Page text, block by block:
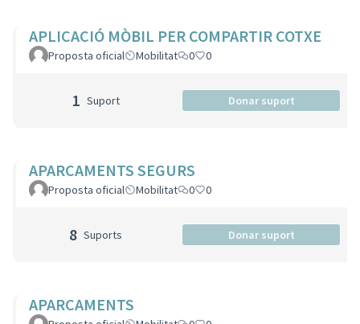
APLICACIÓ MÒBIL PER COMPARTIR COTXE
Proposta oficial Mobilitat 0 0
1 Suport Donar suport
APARCAMENTS SEGURS
Proposta oficial Mobilitat 0 0
8 Suports Donar suport
APARCAMENTS